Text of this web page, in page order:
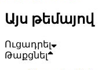
Այս թեմայով
Ուցադրել
Թաքցնել